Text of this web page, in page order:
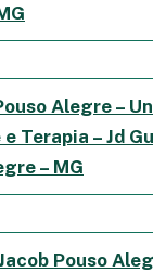
Alegre –
Terapia – Jd
– MG
Pouso